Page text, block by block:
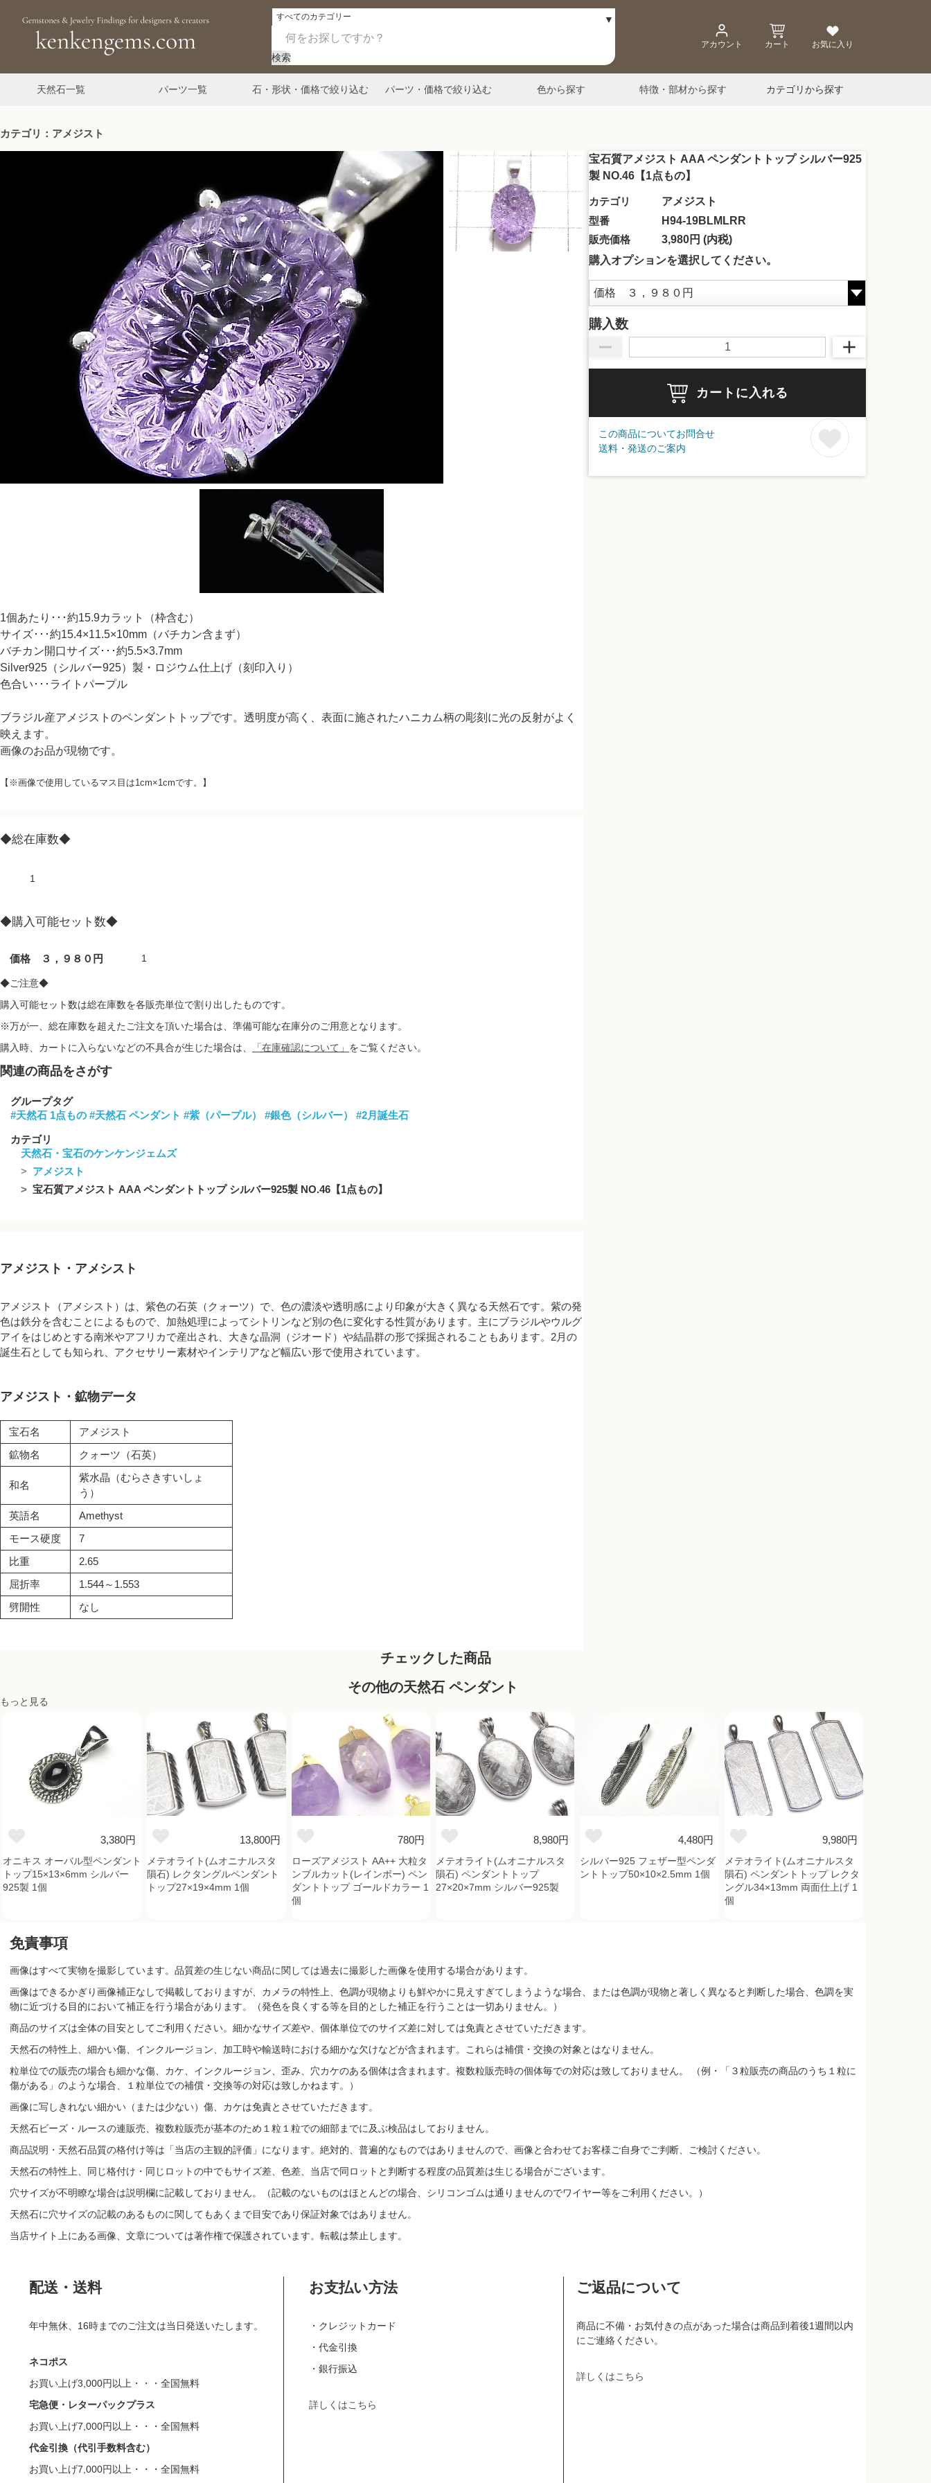
検索
アカウント カート お気に入り
天然石一覧 パーツ一覧 石・形状・価格で絞り込む パーツ・価格で絞り込む 色から探す 特徴・部材から探す カテゴリから探す
カテゴリ：アメジスト
宝石質アメジスト AAA ペンダントトップ シルバー925
製 NO.46【1点もの】
カテゴリ
アメジスト
型番
H94-19BLMLRR
販売価格
3,980円 (内税)
購入オプションを選択してください。
購入数
カートに入れる
この商品についてお問合せ
送料・発送のご案内
1個あたり･･･約15.9カラット（枠含む）
サイズ･･･約15.4×11.5×10mm（バチカン含まず）
バチカン開口サイズ･･･約5.5×3.7mm
Silver925（シルバー925）製・ロジウム仕上げ（刻印入り）
色合い･･･ライトパープル
ブラジル産アメジストのペンダントトップです。透明度が高く、表面に施されたハニカム柄の彫刻に光の反射がよく
映えます。
画像のお品が現物です。
【※画像で使用しているマス目は1cm×1cmです。】
◆総在庫数◆
1
◆購入可能セット数◆
価格 ３，９８０円 1
◆ご注意◆
購入可能セット数は総在庫数を各販売単位で割り出したものです。
※万が一、総在庫数を超えたご注文を頂いた場合は、準備可能な在庫分のご用意となります。
購入時、カートに入らないなどの不具合が生じた場合は、
「在庫確認について」 をご覧ください。
関連の商品をさがす
グループタグ
#天然石 1点もの #天然石 ペンダント #紫（パープル） #銀色（シルバー） #2月誕生石
カテゴリ
天然石・宝石のケンケンジェムズ
アメジスト
宝石質アメジスト AAA ペンダントトップ シルバー925製 NO.46【1点もの】
アメジスト・アメシスト
アメジスト（アメシスト）は、紫色の石英（クォーツ）で、色の濃淡や透明感により印象が大きく異なる天然石です。紫の発
色は鉄分を含むことによるもので、加熱処理によってシトリンなど別の色に変化する性質があります。主にブラジルやウルグ
アイをはじめとする南米やアフリカで産出され、大きな晶洞（ジオード）や結晶群の形で採掘されることもあります。2月の
誕生石としても知られ、アクセサリー素材やインテリアなど幅広い形で使用されています。
アメジスト・鉱物データ
宝石名
アメジスト
鉱物名
クォーツ（石英）
和名
紫水晶（むらさきすいしょ
う）
英語名
Amethyst
モース硬度
7
比重
2.65
屈折率
1.544～1.553
劈開性
なし
チェックした商品
その他の天然石 ペンダント
もっと見る
3,380円
オニキス オーバル型ペンダント
トップ15×13×6mm シルバー
925製 1個
13,800円
メテオライト(ムオニナルスタ
隕石) レクタングルペンダント
トップ27×19×4mm 1個
780円
ローズアメジスト AA++ 大粒タ
ンブルカット(レインボー) ペン
ダントトップ ゴールドカラー 1
個
8,980円
メテオライト(ムオニナルスタ
隕石) ペンダントトップ
27×20×7mm シルバー925製
4,480円
シルバー925 フェザー型ペンダ
ントトップ50×10×2.5mm 1個
9,980円
メテオライト(ムオニナルスタ
隕石) ペンダントトップ レクタ
ングル34×13mm 両面仕上げ 1
個
免責事項
画像はすべて実物を撮影しています。品質差の生じない商品に関しては過去に撮影した画像を使用する場合があります。
画像はできるかぎり画像補正なしで掲載しておりますが、カメラの特性上、色調が現物よりも鮮やかに見えすぎてしまうような場合、または色調が現物と著しく異なると判断した場合、色調を実
物に近づける目的において補正を行う場合があります。（発色を良くする等を目的とした補正を行うことは一切ありません。）
商品のサイズは全体の目安としてご利用ください。細かなサイズ差や、個体単位でのサイズ差に対しては免責とさせていただきます。
天然石の特性上、細かい傷、インクルージョン、加工時や輸送時における細かな欠けなどが含まれます。これらは補償・交換の対象とはなりません。
粒単位での販売の場合も細かな傷、カケ、インクルージョン、歪み、穴カケのある個体は含まれます。複数粒販売時の個体毎での対応は致しておりません。 （例・「３粒販売の商品のうち１粒に
傷がある」のような場合、１粒単位での補償・交換等の対応は致しかねます。）
画像に写しきれない細かい（または少ない）傷、カケは免責とさせていただきます。
天然石ビーズ・ルースの連販売、複数粒販売が基本のため１粒１粒での細部までに及ぶ検品はしておりません。
商品説明・天然石品質の格付け等は「当店の主観的評価」になります。絶対的、普遍的なものではありませんので、画像と合わせてお客様ご自身でご判断、ご検討ください。
天然石の特性上、同じ格付け・同じロットの中でもサイズ差、色差、当店で同ロットと判断する程度の品質差は生じる場合がございます。
穴サイズが不明瞭な場合は説明欄に記載しておりません。（記載のないものはほとんどの場合、シリコンゴムは通りませんのでワイヤー等をご利用ください。）
天然石に穴サイズの記載のあるものに関してもあくまで目安であり保証対象ではありません。
当店サイト上にある画像、文章については著作権で保護されています。転載は禁止します。
配送・送料
年中無休、16時までのご注文は当日発送いたします。
ネコポス
お買い上げ3,000円以上・・・全国無料
宅急便・レターパックプラス
お買い上げ7,000円以上・・・全国無料
代金引換（代引手数料含む）
お買い上げ7,000円以上・・・全国無料
お支払い方法
・クレジットカード
・代金引換
・銀行振込
詳しくはこちら
ご返品について
商品に不備・お気付きの点があった場合は商品到着後1週間以内
にご連絡ください。
詳しくはこちら